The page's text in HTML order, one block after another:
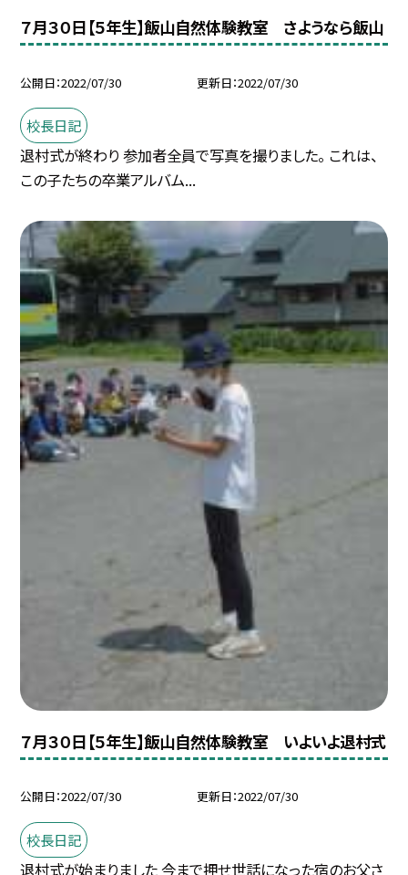
７月３０日【５年生】飯山自然体験教室 さようなら飯山
公開日 2022/07/30 更新日 2022/07/30
校長日記
退村式が終わり 参加者全員で写真を撮りました。 これは、
この子たちの卒業アルバム...
７月３０日【５年生】飯山自然体験教室 いよいよ退村式
公開日 2022/07/30 更新日 2022/07/30
校長日記
退村式が始まりました 今まで押せ世話になった宿のお父さ